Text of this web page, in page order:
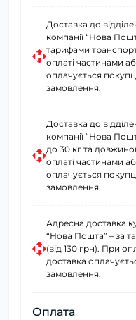
Доставка до
компанії “Нова
тарифами
оплаті частинами
оплачується
замовлення.
Доставка до
компанії “Нова
до 30 кг та
оплаті частинами
оплачується
замовлення.
Адресна доставка
“Нова Пошта” – за
(від 130 грн). При
доставка
замовлення.
Оплата